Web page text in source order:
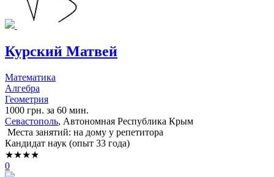
Курский Матвей
Математика
Алгебра
Геометрия
1000 грн. за 60 мин.
Севастополь, Автономная Республика Крым
Места занятий: на дому у репетитора
Кандидат наук (опыт 33 года)
★★★★
0